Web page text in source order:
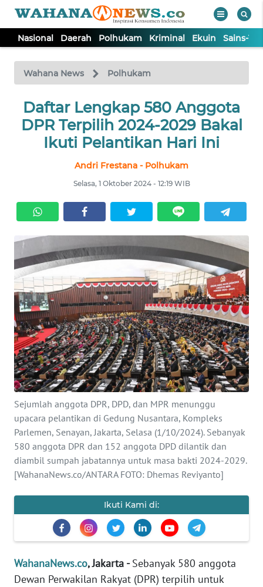
Nasional Daerah Polhukam Kriminal Ekuin Sains-
Wahana News Polhukam
Daftar Lengkap 580 Anggota
DPR Terpilih 2024-2029 Bakal
Ikuti Pelantikan Hari Ini
Andri Frestana - Polhukam
Selasa, 1 Oktober 2024 - 12:19 WIB
Sejumlah anggota DPR, DPD, dan MPR menunggu
upacara pelantikan di Gedung Nusantara, Kompleks
Parlemen, Senayan, Jakarta, Selasa (1/10/2024). Sebanyak
580 anggota DPR dan 152 anggota DPD dilantik dan
diambil sumpah jabatannya untuk masa bakti 2024-2029.
[WahanaNews.co/ANTARA FOTO: Dhemas Reviyanto]
Ikuti Kami di:
WahanaNews.co, Jakarta -Sebanyak 580 anggota
Dewan Perwakilan Rakyat (DPR) terpilih untuk
TV
Tutup
NASIONAL
DAERAH
KRIMINAL
EKUIN
SAINS-TEKNO
KESEHATAN
INTERNASIONAL
SERBA-SERBI
PENDIDIKAN
OLAHRAGA
OPINI
EDITORIAL
BERITA